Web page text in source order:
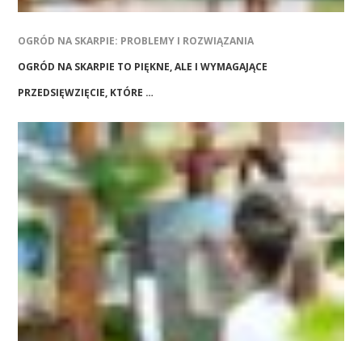
OGRÓD NA SKARPIE: PROBLEMY I ROZWIĄZANIA
OGRÓD NA SKARPIE TO PIĘKNE, ALE I WYMAGAJĄCE
PRZEDSIĘWZIĘCIE, KTÓRE …